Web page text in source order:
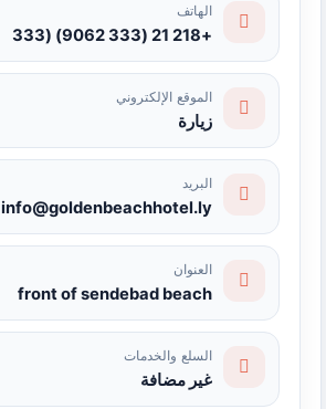
الهاتف
+218 21 (333 9062) (333
الموقع الإلكتروني
زيارة
البريد
info@goldenbeachhotel.ly
العنوان
front of sendebad beach
السلع والخدمات
غير مضافة